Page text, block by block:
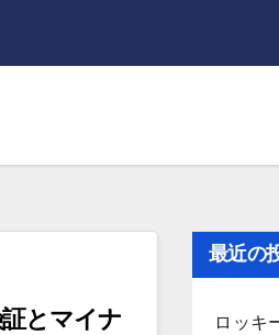
とマイナ
最近の
ロッキ